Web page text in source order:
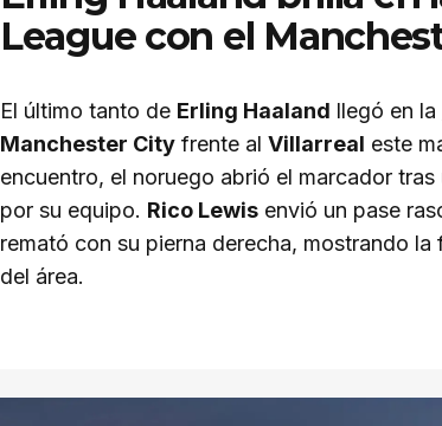
League con el
El último tanto de Erling Haaland llegó en la
Manchester City frente al Villarreal este
encuentro, el noruego abrió el marcador
por su equipo. Rico Lewis envió un pase
remató con su pierna derecha, mostrando
del área.